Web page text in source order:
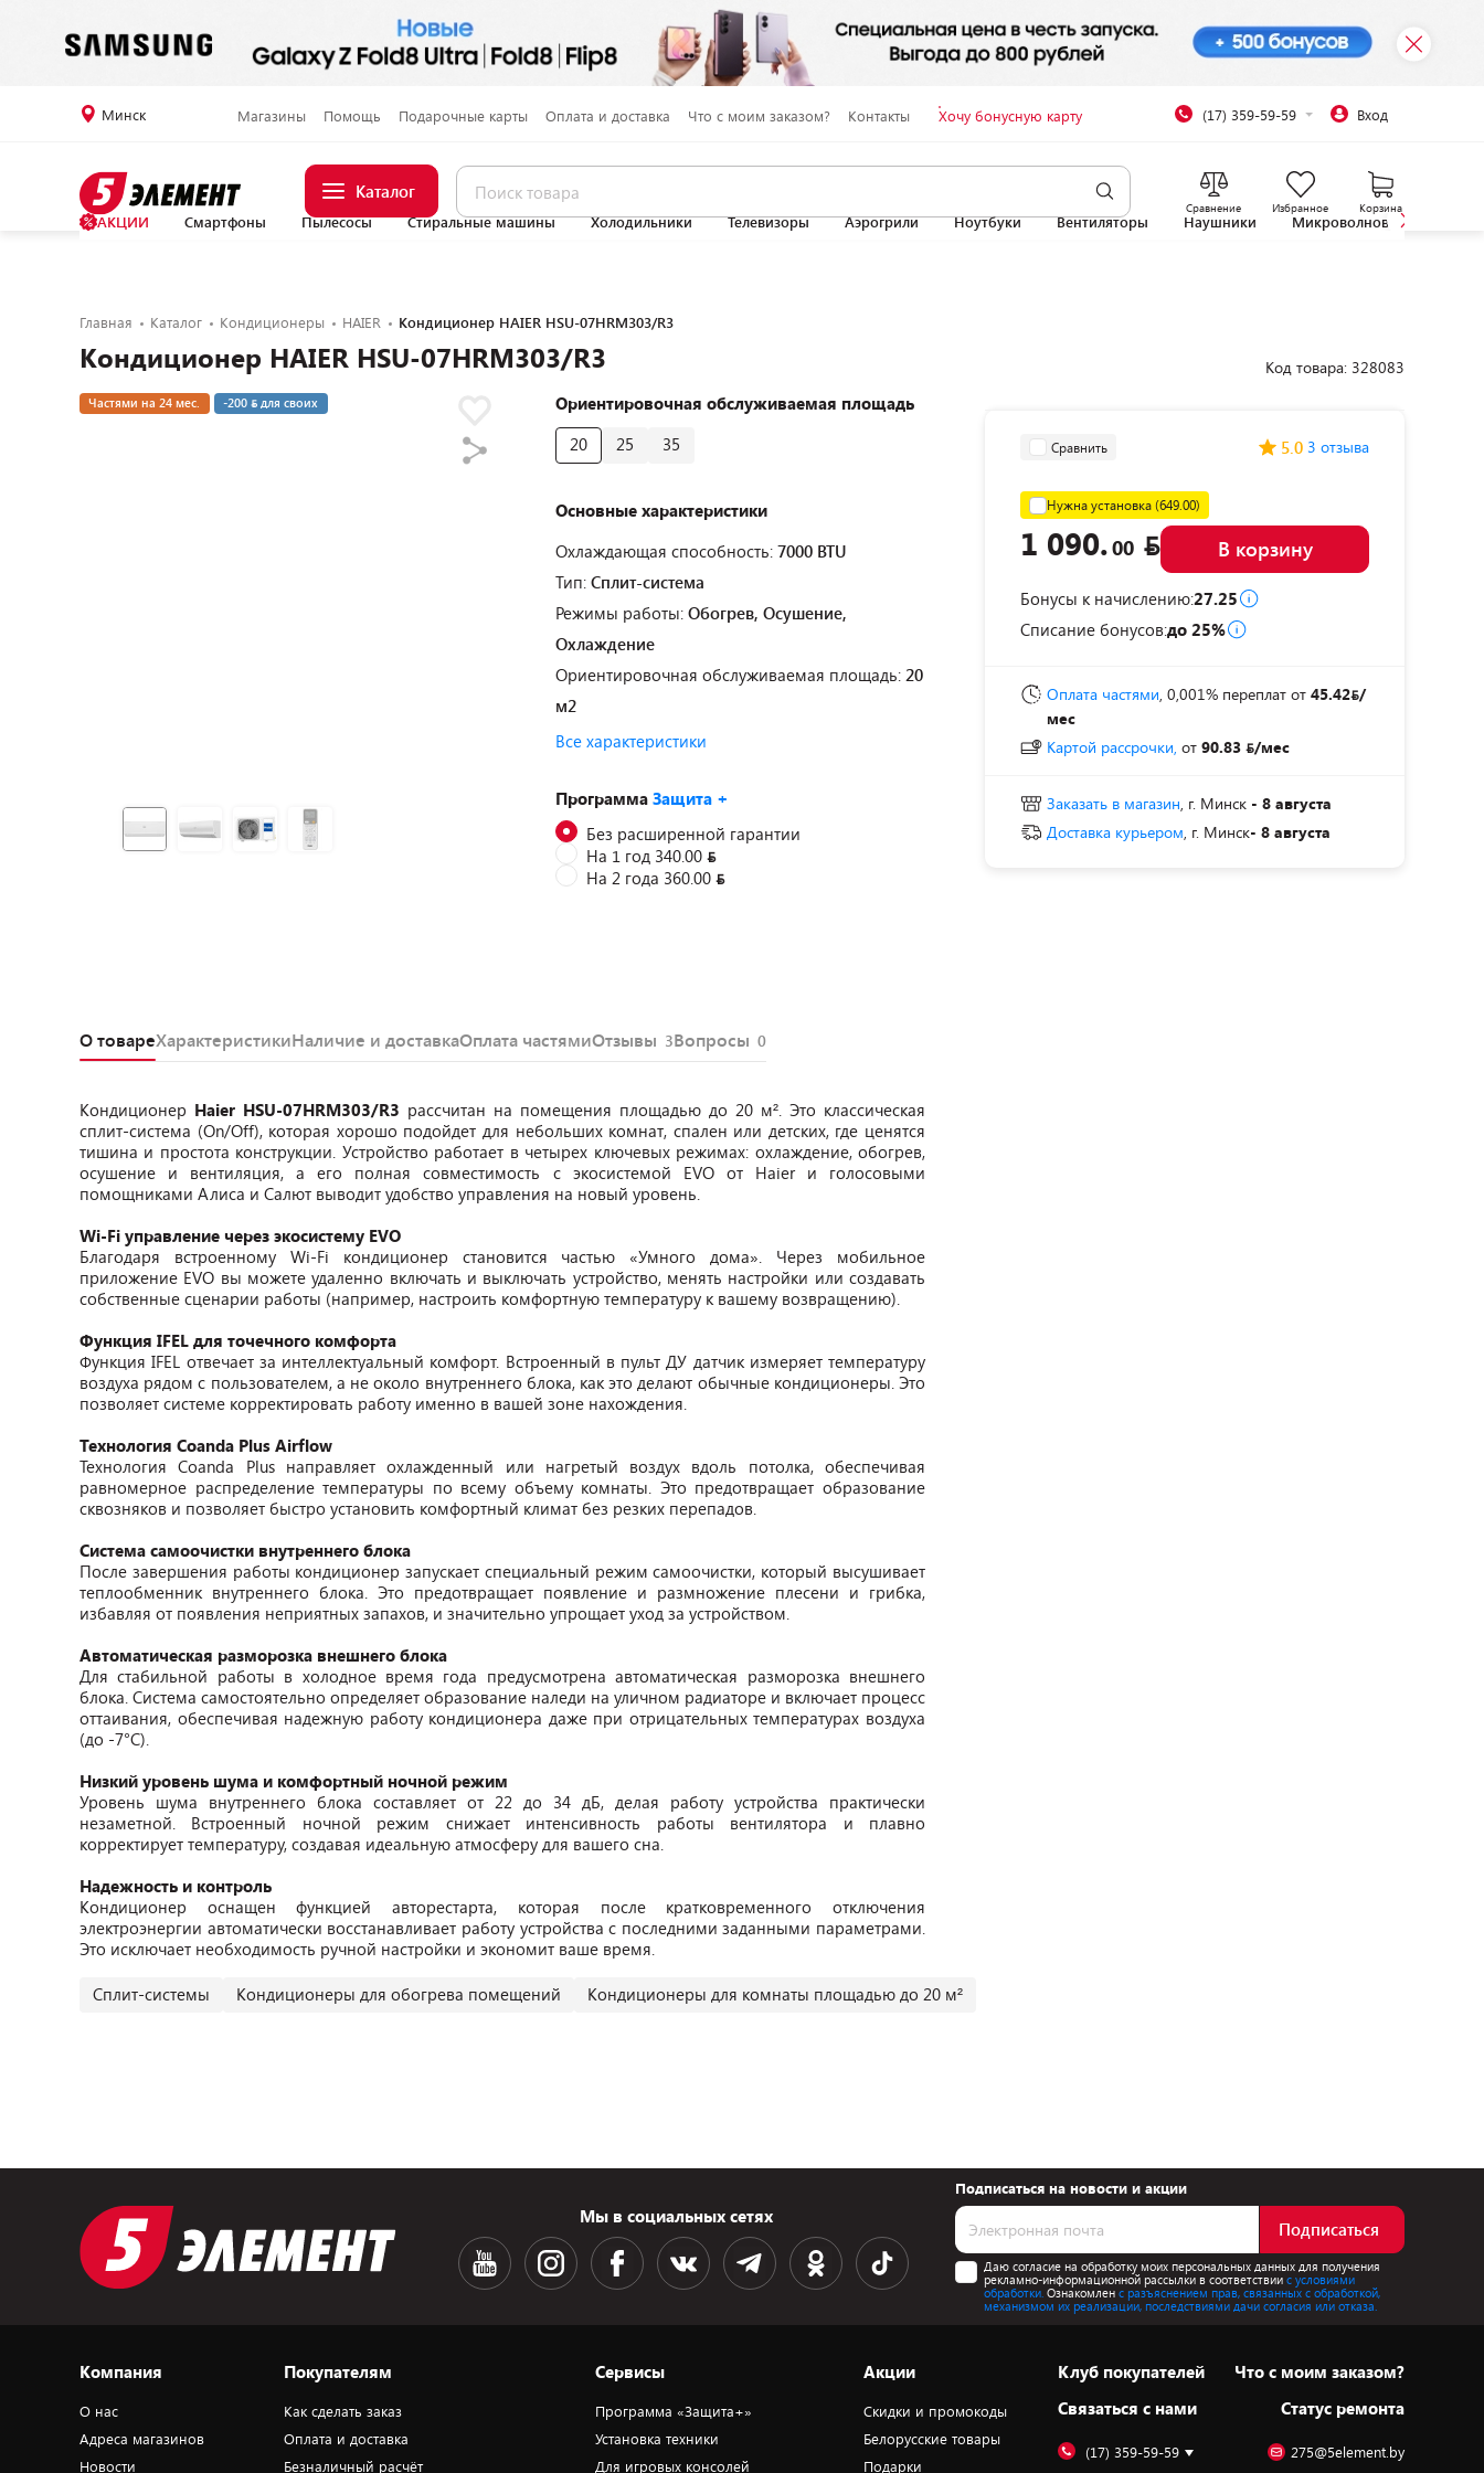
Минск Магазины Помощь Подарочные карты Оплата и доставка Что с моим заказом? Контакты Хочу бонусную карту (17) 359-59-59 Вход
Каталог
Сравнение Избранное Корзина
АКЦИИ Смартфоны Пылесосы Стиральные машины Холодильники Телевизоры Аэрогрили Ноутбуки Вентиляторы Наушники Микроволновые печи
Главная Каталог Кондиционеры HAIER Кондиционер HAIER HSU-07HRM303/R3
Кондиционер HAIER HSU-07HRM303/R3
Частями на 24 мес. -200 для своих
Ориентировочная обслуживаемая площадь
20
25 35
Основные характеристики
Охлаждающая способность: 7000 BTU
Тип: Сплит-система
Режимы работы: Обогрев, Осушение,
Охлаждение
Ориентировочная обслуживаемая площадь: 20
м2
Все характеристики
Программа Защита +
Без расширенной гарантии
На 1 год 340.00
На 2 года 360.00
Код товара: 328083
Сравнить 5.0 3 отзыва
Нужна установка (649.00)
1 090.00 В корзину
Бонусы к начислению:27.25
Списание бонусов:до 25%
Оплата частями, 0,001% переплат от 45.42 /
мес
Картой рассрочки, от 90.83 /мес
Заказать в магазин, г. Минск - 8 августа
Доставка курьером, г. Минск- 8 августа
О товареХарактеристикиНаличие и доставкаОплата частямиОтзывы 3Вопросы 0
Кондиционер Haier HSU-07HRM303/R3 рассчитан на помещения площадью до 20 м². Это классическая
сплит-система (On/Off), которая хорошо подойдет для небольших комнат, спален или детских, где ценятся
тишина и простота конструкции. Устройство работает в четырех ключевых режимах: охлаждение, обогрев,
осушение и вентиляция, а его полная совместимость с экосистемой EVO от Haier и голосовыми
помощниками Алиса и Салют выводит удобство управления на новый уровень.
Wi-Fi управление через экосистему EVO
Благодаря встроенному Wi-Fi кондиционер становится частью «Умного дома». Через мобильное
приложение EVO вы можете удаленно включать и выключать устройство, менять настройки или создавать
собственные сценарии работы (например, настроить комфортную температуру к вашему возвращению).
Функция IFEL для точечного комфорта
Функция IFEL отвечает за интеллектуальный комфорт. Встроенный в пульт ДУ датчик измеряет температуру
воздуха рядом с пользователем, а не около внутреннего блока, как это делают обычные кондиционеры. Это
позволяет системе корректировать работу именно в вашей зоне нахождения.
Технология Coanda Plus Airflow
Технология Coanda Plus направляет охлажденный или нагретый воздух вдоль потолка, обеспечивая
равномерное распределение температуры по всему объему комнаты. Это предотвращает образование
сквозняков и позволяет быстро установить комфортный климат без резких перепадов.
Система самоочистки внутреннего блока
После завершения работы кондиционер запускает специальный режим самоочистки, который высушивает
теплообменник внутреннего блока. Это предотвращает появление и размножение плесени и грибка,
избавляя от появления неприятных запахов, и значительно упрощает уход за устройством.
Автоматическая разморозка внешнего блока
Для стабильной работы в холодное время года предусмотрена автоматическая разморозка внешнего
блока. Система самостоятельно определяет образование наледи на уличном радиаторе и включает процесс
оттаивания, обеспечивая надежную работу кондиционера даже при отрицательных температурах воздуха
(до -7°С).
Низкий уровень шума и комфортный ночной режим
Уровень шума внутреннего блока составляет от 22 до 34 дБ, делая работу устройства практически
незаметной. Встроенный ночной режим снижает интенсивность работы вентилятора и плавно
корректирует температуру, создавая идеальную атмосферу для вашего сна.
Надежность и контроль
Кондиционер оснащен функцией авторестарта, которая после кратковременного отключения
электроэнергии автоматически восстанавливает работу устройства с последними заданными параметрами.
Это исключает необходимость ручной настройки и экономит ваше время.
Сплит-системы Кондиционеры для обогрева помещений Кондиционеры для комнаты площадью до 20 м²
Мы в социальных сетях
Подписаться на новости и акции
Подписаться
Даю согласие на обработку моих персональных данных для получения
рекламно-информационной рассылки в соответствиис условиями
обработки. Ознакомлен с разъяснением прав, связанных с обработкой,
механизмом их реализации, последствиями дачи согласия или отказа.
Компания
О нас
Адреса магазинов
Новости
Покупателям
Как сделать заказ
Оплата и доставка
Безналичный расчёт
Сервисы
Программа «Защита+»
Установка техники
Для игровых консолей
Акции
Скидки и промокоды
Белорусские товары
Подарки
Клуб покупателей
Cвязаться с нами
Что с моим заказом?
Статус ремонта
(17) 359-59-59 275@5element.by